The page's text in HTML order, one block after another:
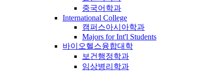
중국어학과
International College
캠퍼스아시아학과
Majors for Int'l Students
바이오헬스융합대학
보건행정학과
임상병리학과